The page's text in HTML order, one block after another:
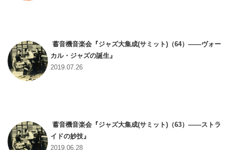
蓄音機音楽会『ジャズ大集成(サミット)（64）――ヴォー
カル・ジャズの誕生』
2019.07.26
蓄音機音楽会『ジャズ大集成(サミット)（63）――ストラ
イドの妙技』
2019.06.28